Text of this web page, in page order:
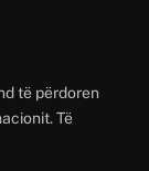
të përdoren
Të